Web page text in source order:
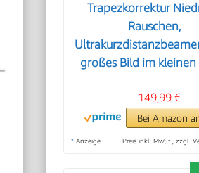
Trapezkorrektur
Rauschen,
großes Bild im kleinen
149,99 €
Bei Amazon
* Anzeige Preis inkl. MwSt., zzgl.